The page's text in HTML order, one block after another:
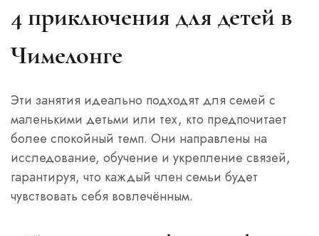
4 приключения для детей в
Чимелонге
Эти занятия идеально подходят для семей с
маленькими детьми или тех, кто предпочитает
более спокойный темп. Они направлены на
исследование, обучение и укрепление связей,
гарантируя, что каждый член семьи будет
чувствовать себя вовлечённым.